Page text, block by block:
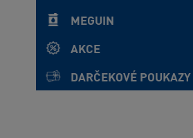
MEGUIN
AKCE
DARČEKOVÉ POUKAZY